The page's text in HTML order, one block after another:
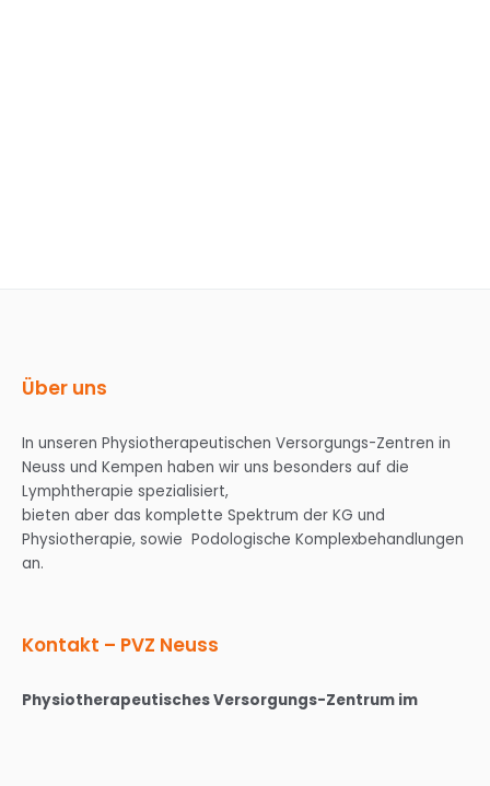
Über uns
In unseren Physiotherapeutischen Versorgungs-Zentren in
Neuss und Kempen haben wir uns besonders auf die
Lymphtherapie spezialisiert,
bieten aber das komplette Spektrum der KG und
Physiotherapie, sowie Podologische Komplexbehandlungen
an.
Kontakt – PVZ Neuss
Physiotherapeutisches Versorgungs-Zentrum im